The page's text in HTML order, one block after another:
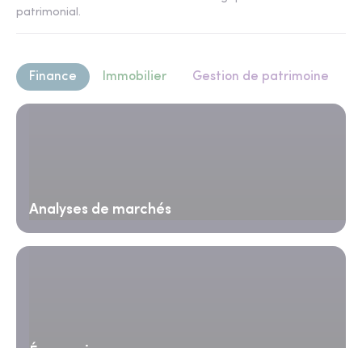
patrimonial.
Finance Immobilier Gestion de patrimoine
Analyses de marchés